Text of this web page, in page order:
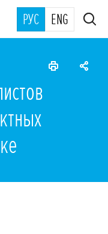
РУС ENG